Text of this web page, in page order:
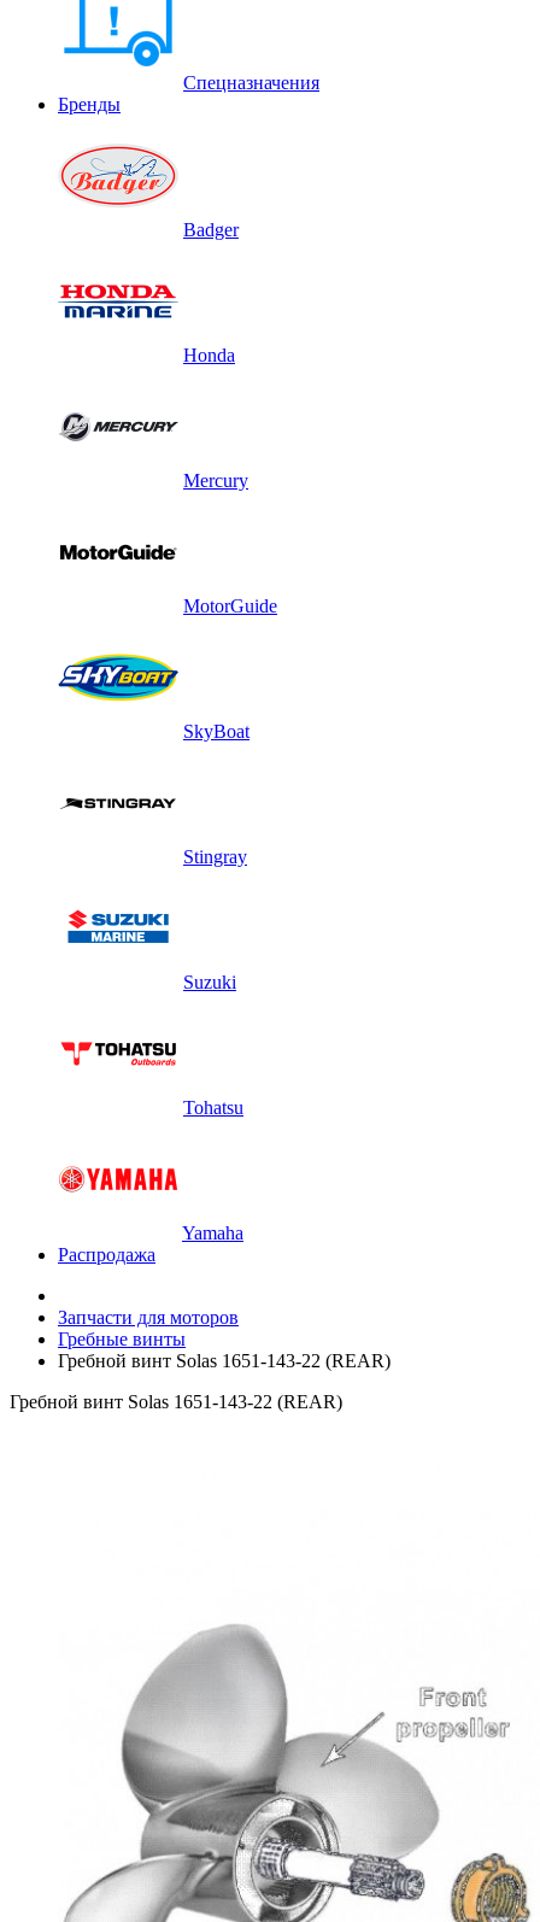
Спецназначения
Бренды
Badger
Honda
Mercury
MotorGuide
SkyBoat
Stingray
Suzuki
Tohatsu
Yamaha
Распродажа
Запчасти для моторов
Гребные винты
Гребной винт Solas 1651-143-22 (REAR)
Гребной винт Solas 1651-143-22 (REAR)